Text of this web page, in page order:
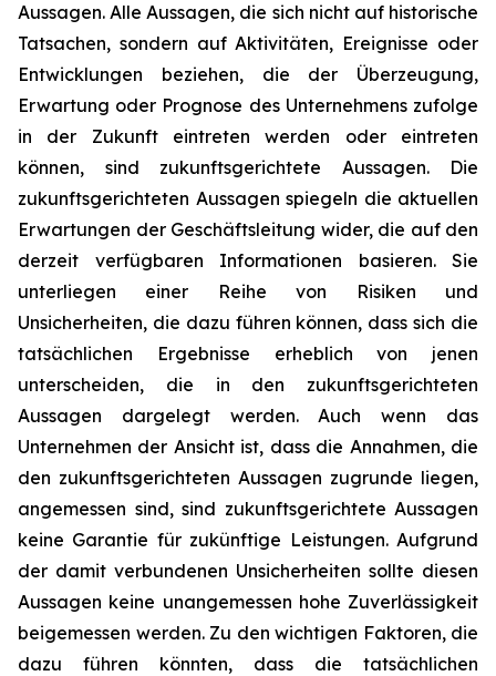
Aussagen. Alle Aussagen, die sich nicht auf historische
Tatsachen, sondern auf Aktivitäten, Ereignisse oder
Entwicklungen beziehen, die der Überzeugung,
Erwartung oder Prognose des Unternehmens zufolge
in der Zukunft eintreten werden oder eintreten
können, sind zukunftsgerichtete Aussagen. Die
zukunftsgerichteten Aussagen spiegeln die aktuellen
Erwartungen der Geschäftsleitung wider, die auf den
derzeit verfügbaren Informationen basieren. Sie
unterliegen einer Reihe von Risiken und
Unsicherheiten, die dazu führen können, dass sich die
tatsächlichen Ergebnisse erheblich von jenen
unterscheiden, die in den zukunftsgerichteten
Aussagen dargelegt werden. Auch wenn das
Unternehmen der Ansicht ist, dass die Annahmen, die
den zukunftsgerichteten Aussagen zugrunde liegen,
angemessen sind, sind zukunftsgerichtete Aussagen
keine Garantie für zukünftige Leistungen. Aufgrund
der damit verbundenen Unsicherheiten sollte diesen
Aussagen keine unangemessen hohe Zuverlässigkeit
beigemessen werden. Zu den wichtigen Faktoren, die
dazu führen könnten, dass die tatsächlichen